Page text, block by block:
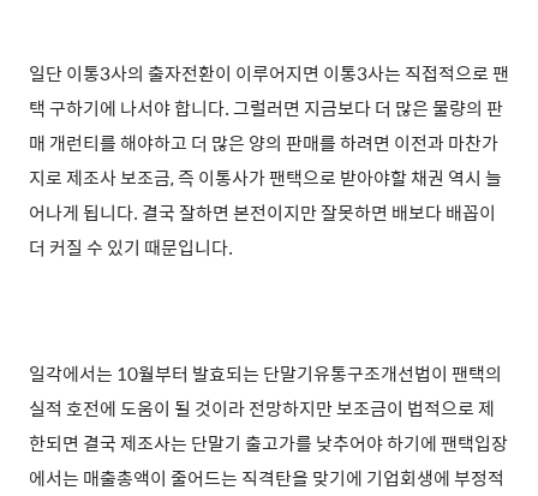
일단 이통3사의 출자전환이 이루어지면 이통3사는 직접적으로 팬
택 구하기에 나서야 합니다. 그럴러면 지금보다 더 많은 물량의 판
매 개런티를 해야하고 더 많은 양의 판매를 하려면 이전과 마찬가
지로 제조사 보조금, 즉 이통사가 팬택으로 받아야할 채권 역시 늘
어나게 됩니다. 결국 잘하면 본전이지만 잘못하면 배보다 배꼽이
더 커질 수 있기 때문입니다.
일각에서는 10월부터 발효되는 단말기유통구조개선법이 팬택의
실적 호전에 도움이 될 것이라 전망하지만 보조금이 법적으로 제
한되면 결국 제조사는 단말기 출고가를 낮추어야 하기에 팬택입장
에서는 매출총액이 줄어드는 직격탄을 맞기에 기업회생에 부정적